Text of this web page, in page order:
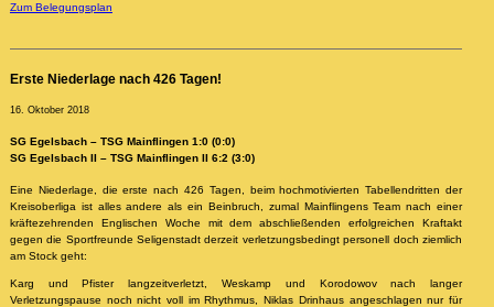
Zum Belegungsplan
Erste Niederlage nach 426 Tagen!
16. Oktober 2018
SG Egelsbach – TSG Mainflingen 1:0 (0:0)
SG Egelsbach II – TSG Mainflingen II 6:2 (3:0)
Eine Niederlage, die erste nach 426 Tagen, beim hochmotivierten Tabellendritten der
Kreisoberliga ist alles andere als ein Beinbruch, zumal Mainflingens Team nach einer
kräftezehrenden Englischen Woche mit dem abschließenden erfolgreichen Kraftakt
gegen die Sportfreunde Seligenstadt derzeit verletzungsbedingt personell doch ziemlich
am Stock geht:
Karg und Pfister langzeitverletzt, Weskamp und Korodowov nach langer
Verletzungspause noch nicht voll im Rhythmus, Niklas Drinhaus angeschlagen nur für